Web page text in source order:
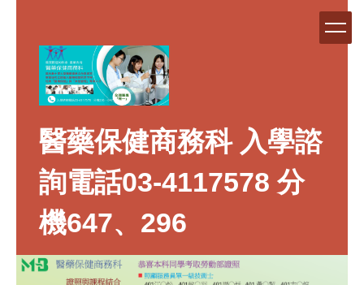
醫藥保健商務科 入學諮
詢電話03-4117578 分
機647、296